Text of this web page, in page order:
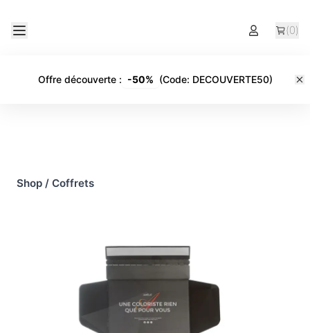
(0)
Offre découverte: -50% (Code: DECOUVERTE50)
Shop / Coffrets